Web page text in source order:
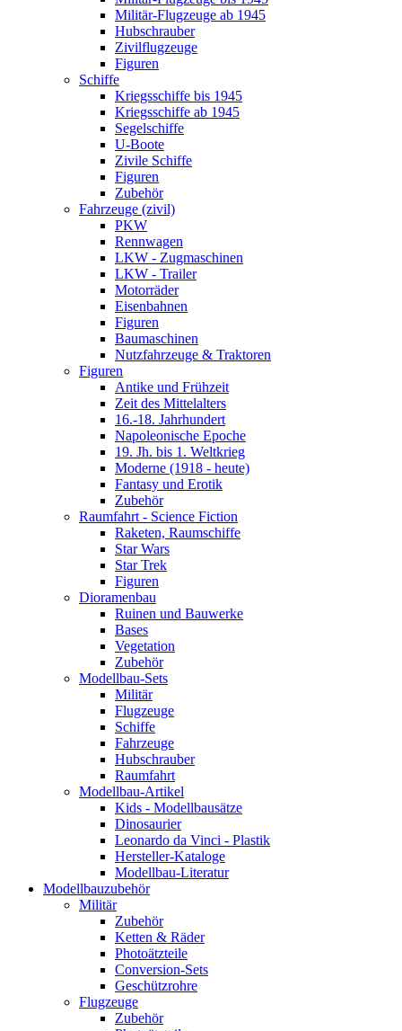
Militär-Flugzeuge ab 1945
Hubschrauber
Zivilflugzeuge
Figuren
Schiffe
Kriegsschiffe bis 1945
Kriegsschiffe ab 1945
Segelschiffe
U-Boote
Zivile Schiffe
Figuren
Zubehör
Fahrzeuge (zivil)
PKW
Rennwagen
LKW - Zugmaschinen
LKW - Trailer
Motorräder
Eisenbahnen
Figuren
Baumaschinen
Nutzfahrzeuge & Traktoren
Figuren
Antike und Frühzeit
Zeit des Mittelalters
16.-18. Jahrhundert
Napoleonische Epoche
19. Jh. bis 1. Weltkrieg
Moderne (1918 - heute)
Fantasy und Erotik
Zubehör
Raumfahrt - Science Fiction
Raketen, Raumschiffe
Star Wars
Star Trek
Figuren
Dioramenbau
Ruinen und Bauwerke
Bases
Vegetation
Zubehör
Modellbau-Sets
Militär
Flugzeuge
Schiffe
Fahrzeuge
Hubschrauber
Raumfahrt
Modellbau-Artikel
Kids - Modellbausätze
Dinosaurier
Leonardo da Vinci - Plastik
Hersteller-Kataloge
Modellbau-Literatur
Modellbauzubehör
Militär
Zubehör
Ketten & Räder
Photoätzteile
Conversion-Sets
Geschützrohre
Flugzeuge
Zubehör